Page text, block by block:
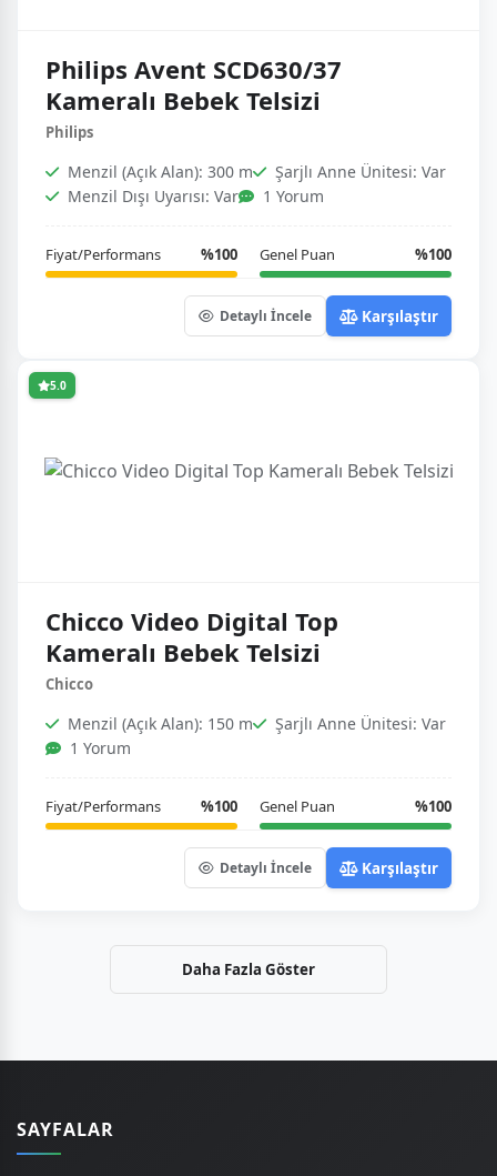
Philips Avent SCD630/37
Kameralı Bebek Telsizi
Philips
Menzil (Açık Alan): 300 m
Şarjlı Anne Ünitesi: Var
Menzil Dışı Uyarısı: Var
1 Yorum
Fiyat/Performans %100 Genel Puan %100
Detaylı İncele Karşılaştır
5.0
Chicco Video Digital Top
Kameralı Bebek Telsizi
Chicco
Menzil (Açık Alan): 150 m
Şarjlı Anne Ünitesi: Var
1 Yorum
Fiyat/Performans %100 Genel Puan %100
Detaylı İncele Karşılaştır
Daha Fazla Göster
SAYFALAR